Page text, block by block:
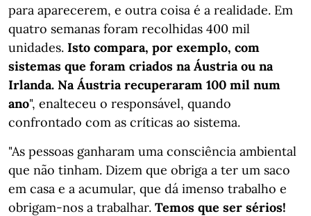
para aparecerem, e outra coisa é a realidade. Em
quatro semanas foram recolhidas 400 mil
unidades. Isto compara, por exemplo, com
sistemas que foram criados na Áustria ou na
Irlanda. Na Áustria recuperaram 100 mil num
ano", enalteceu o responsável, quando
confrontado com as críticas ao sistema.
"As pessoas ganharam uma consciência ambiental
que não tinham. Dizem que obriga a ter um saco
em casa e a acumular, que dá imenso trabalho e
obrigam-nos a trabalhar. Temos que ser sérios!